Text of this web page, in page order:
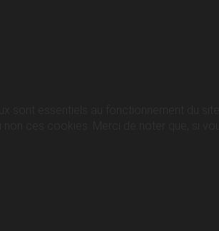
sont essentiels au fonctionnement du
ces cookies. Merci de noter que, si